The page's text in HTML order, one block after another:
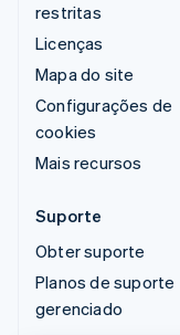
restritas
Licenças
Mapa do site
Configurações de
cookies
Mais recursos
Suporte
Obter suporte
Planos de suporte
gerenciado